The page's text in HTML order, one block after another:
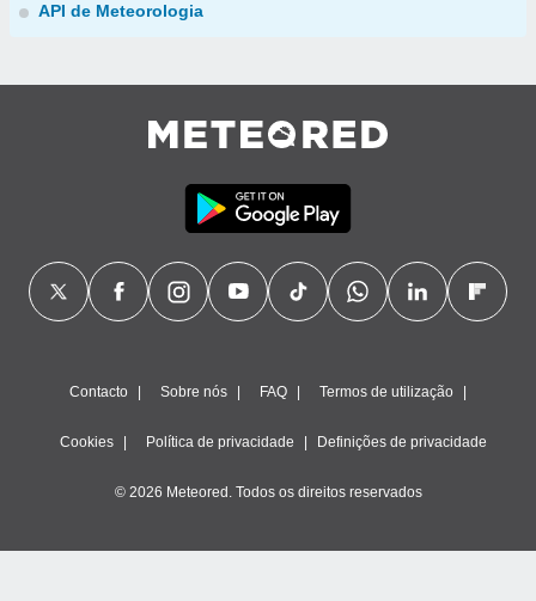
API de Meteorologia
Contacto Sobre nós FAQ Termos de utilização
Cookies Política de privacidade Definições de privacidade
© 2026 Meteored. Todos os direitos reservados